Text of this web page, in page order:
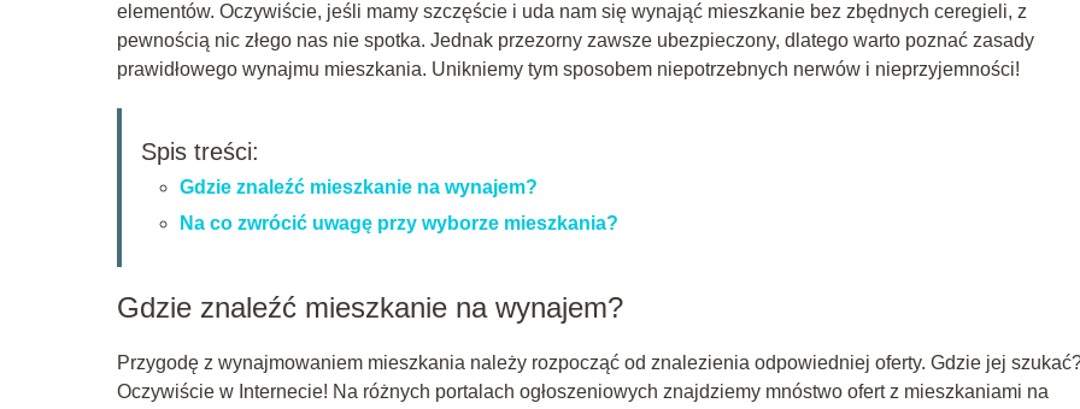
elementów. Oczywiście, jeśli mamy szczęście i uda nam się wynająć mieszkanie bez zbędnych ceregieli, z
pewnością nic złego nas nie spotka. Jednak przezorny zawsze ubezpieczony, dlatego warto poznać zasady
prawidłowego wynajmu mieszkania. Unikniemy tym sposobem niepotrzebnych nerwów i nieprzyjemności!
Spis treści:
Gdzie znaleźć mieszkanie na wynajem?
Na co zwrócić uwagę przy wyborze mieszkania?
Gdzie znaleźć mieszkanie na wynajem?
Przygodę z wynajmowaniem mieszkania należy rozpocząć od znalezienia odpowiedniej oferty. Gdzie jej
Oczywiście w Internecie! Na różnych portalach ogłoszeniowych znajdziemy mnóstwo ofert z mieszkaniami na